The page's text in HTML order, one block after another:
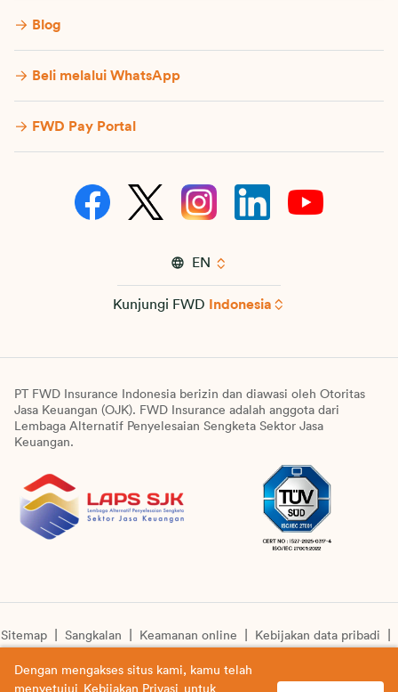
Blog
Beli melalui WhatsApp
FWD Pay Portal
EN
Kunjungi FWD Indonesia
PT FWD Insurance Indonesia berizin dan diawasi oleh Otoritas
Jasa Keuangan (OJK). FWD Insurance adalah anggota dari
Lembaga Alternatif Penyelesaian Sengketa Sektor Jasa
Keuangan.
Sitemap Sangkalan Keamanan online
Kebijakan data pribadi
Dengan mengakses situs kami, kamu telah
menyetujui
Kebijakan Privasi untuk